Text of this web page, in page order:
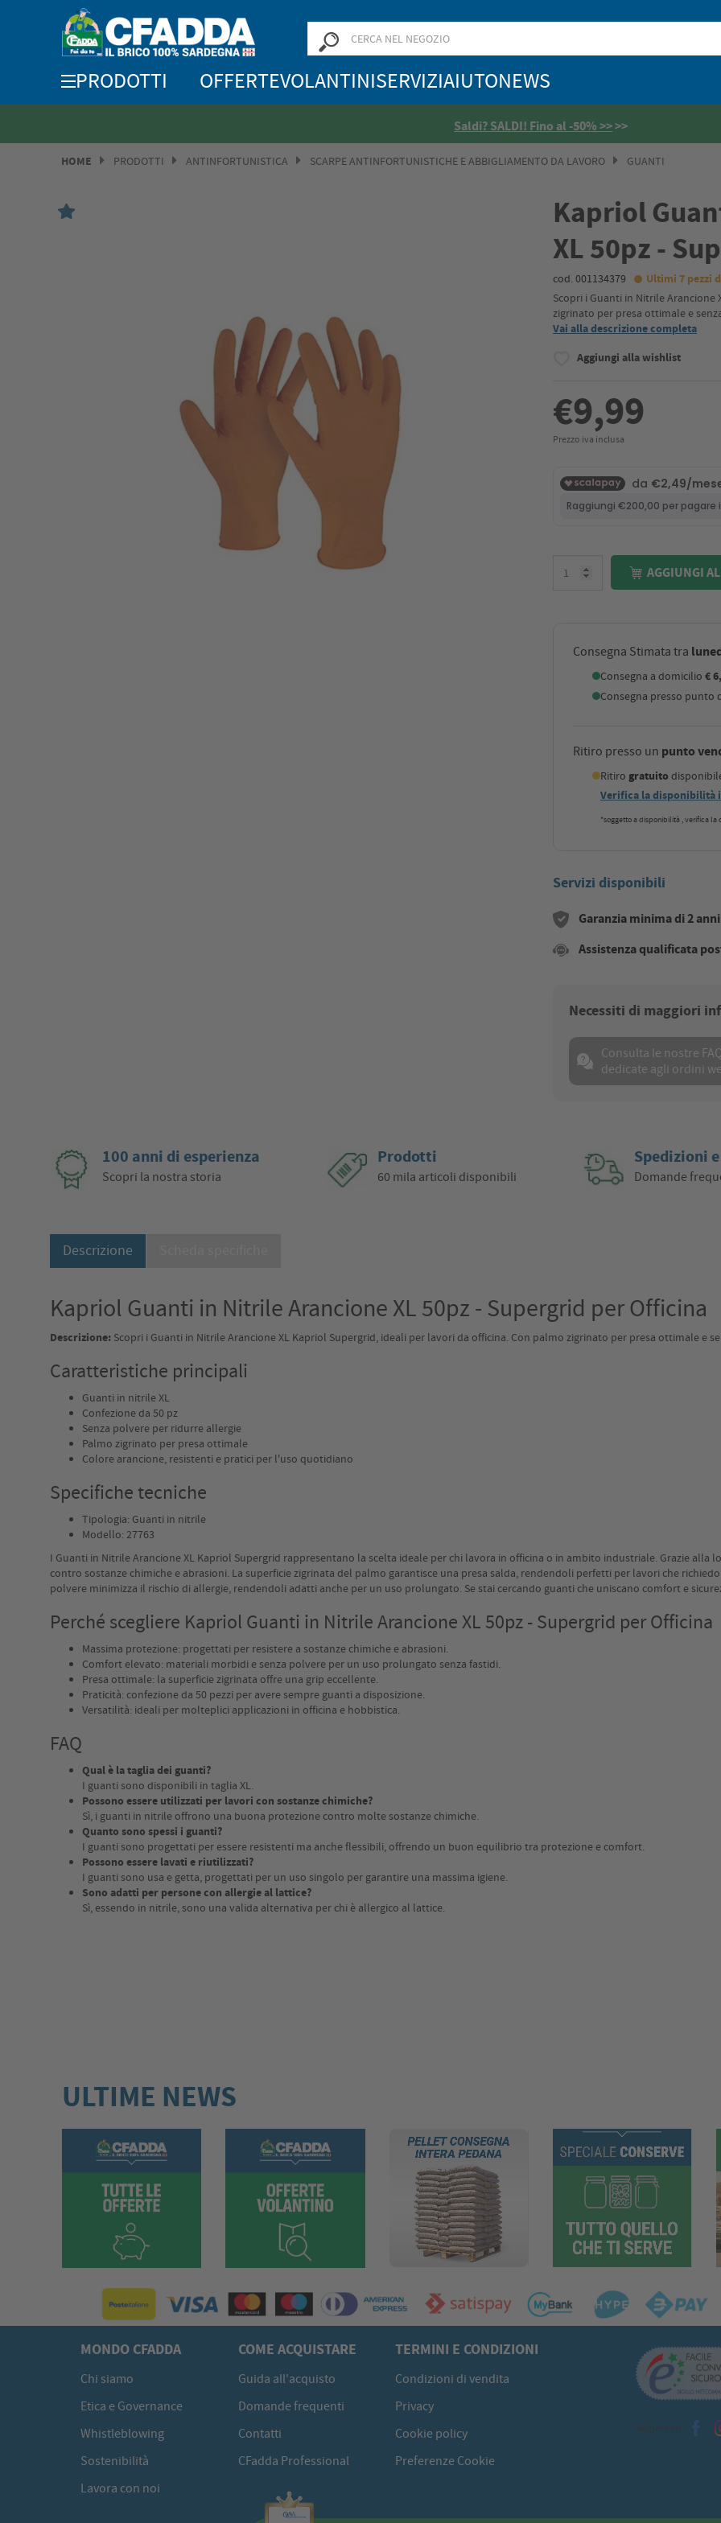
PRODOTTI OFFERTEVOLANTINISERVIZIAIUTONEWS
Saldi? SALDI! Fino al -50% >>>>
HOME PRODOTTI ANTINFORTUNISTICA SCARPE ANTINFORTUNISTICHE E ABBIGLIAMENTO DA LAVORO GUANTI
Kapriol
XL 50pz -
cod. 001134379 Ultimi 7 pezzi
Scopri i Guanti in Nitrile
zigrinato per presa ottimale e
Vai alla descrizione completa
Aggiungi alla wishlist
€9,99
Prezzo iva inclusa
AGGIUNGI
Consegna Stimata tra
Consegna a domicilio €
Consegna presso punto
Ritiro presso un punto
Ritiro gratuito
Verifica la disponibilità
*soggetto a disponibilità , verifica
Servizi disponibili
Garanzia minima di 2
Assistenza qualificata
Necessiti di maggiori
Consulta le nostre
dedicate agli ordini
100 anni di esperienza
Scopri la nostra storia
Prodotti
60 mila articoli disponibili
Spedizioni
Domande
Descrizione
Kapriol Guanti in Nitrile Arancione XL 50pz - Supergrid per Officina
Descrizione: Scopri i Guanti in Nitrile Arancione XL Kapriol Supergrid, ideali per lavori da officina. Con palmo zigrinato per presa ottimale e
Caratteristiche principali
Guanti in nitrile XL
Confezione da 50 pz
Senza polvere per ridurre allergie
Palmo zigrinato per presa ottimale
Colore arancione, resistenti e pratici per l'uso quotidiano
Specifiche tecniche
Tipologia: Guanti in nitrile
Modello: 27763
I Guanti in Nitrile Arancione XL Kapriol Supergrid rappresentano la scelta ideale per chi lavora in officina o in ambito industriale. Grazie
contro sostanze chimiche e abrasioni. La superficie zigrinata del palmo garantisce una presa salda, rendendoli perfetti per lavori che
polvere minimizza il rischio di allergie, rendendoli adatti anche per un uso prolungato. Se stai cercando guanti che uniscano comfort e
Perché scegliere Kapriol Guanti in Nitrile Arancione XL 50pz - Supergrid per Officina
Massima protezione: progettati per resistere a sostanze chimiche e abrasioni.
Comfort elevato: materiali morbidi e senza polvere per un uso prolungato senza fastidi.
Presa ottimale: la superficie zigrinata offre una grip eccellente.
Praticità: confezione da 50 pezzi per avere sempre guanti a disposizione.
Versatilità: ideali per molteplici applicazioni in officina e hobbistica.
FAQ
Qual è la taglia dei guanti?
I guanti sono disponibili in taglia XL.
Possono essere utilizzati per lavori con sostanze chimiche?
Sì, i guanti in nitrile offrono una buona protezione contro molte sostanze chimiche.
Quanto sono spessi i guanti?
I guanti sono progettati per essere resistenti ma anche flessibili, offrendo un buon equilibrio tra protezione e comfort.
Possono essere lavati e riutilizzati?
I guanti sono usa e getta, progettati per un uso singolo per garantire una massima igiene.
Sono adatti per persone con allergie al lattice?
Sì, essendo in nitrile, sono una valida alternativa per chi è allergico al lattice.
ULTIME NEWS
MONDO CFADDA
Chi siamo
Etica e Governance
Whistleblowing
Sostenibilità
Lavora con noi
COME ACQUISTARE
Guida all'acquisto
Domande frequenti
Contatti
CFadda Professional
TERMINI E CONDIZIONI
Condizioni di vendita
Privacy
Cookie policy
Preferenze Cookie
Seguici su